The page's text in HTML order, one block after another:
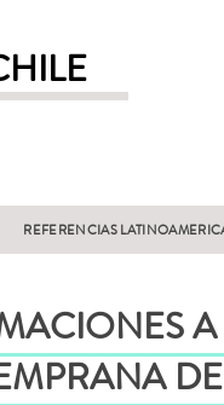
REFERENCIAS